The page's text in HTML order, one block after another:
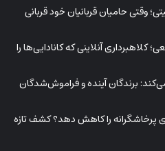
وقتی حامیان قربانیان خود قربانی
آنلاینی که کانادایی‌ها را
برندگان آینده و فراموش‌شدگان
را کاهش دهد؟ کشف تازه